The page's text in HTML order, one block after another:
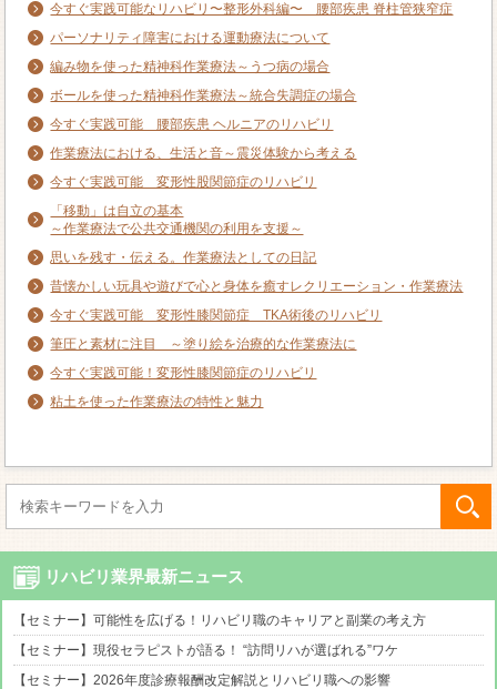
今すぐ実践可能なリハビリ〜整形外科編〜 腰部疾患 脊柱管狭窄症
パーソナリティ障害における運動療法について
編み物を使った精神科作業療法～うつ病の場合
ボールを使った精神科作業療法～統合失調症の場合
今すぐ実践可能 腰部疾患 ヘルニアのリハビリ
作業療法における、生活と音～震災体験から考える
今すぐ実践可能 変形性股関節症のリハビリ
「移動」は自立の基本
～作業療法で公共交通機関の利用を支援～
思いを残す・伝える。作業療法としての日記
昔懐かしい玩具や遊びで心と身体を癒すレクリエーション・作業療法
今すぐ実践可能 変形性膝関節症 TKA術後のリハビリ
筆圧と素材に注目 ～塗り絵を治療的な作業療法に
今すぐ実践可能！変形性膝関節症のリハビリ
粘土を使った作業療法の特性と魅力
リハビリ業界最新ニュース
【セミナー】可能性を広げる！リハビリ職のキャリアと副業の考え方
【セミナー】現役セラピストが語る！ “訪問リハが選ばれる”ワケ
【セミナー】2026年度診療報酬改定解説とリハビリ職への影響